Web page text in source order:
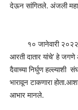
देऊन सांगितले. अंजली
१० जानेवारी २०२२ –
आरती दातार यांचे’ हे जगणे
दैवाच्या निर्घुण
भारावून टाकणारा
आभार मानले.